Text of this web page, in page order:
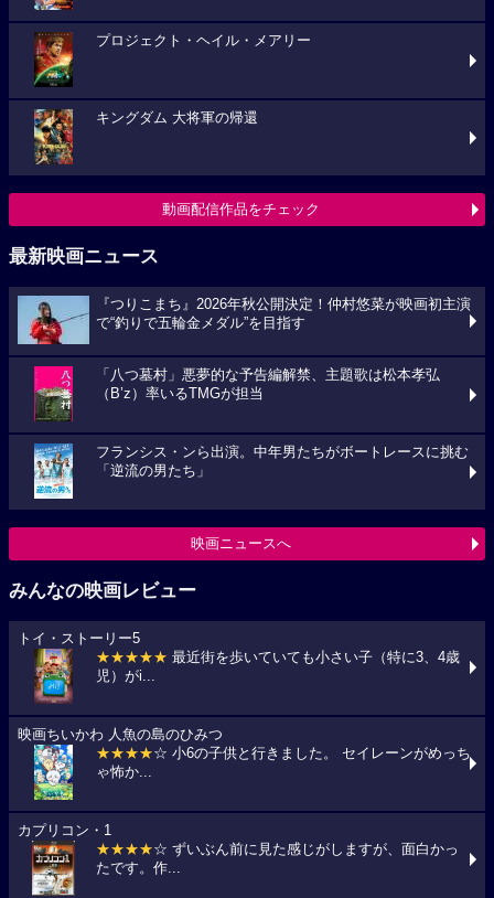
プロジェクト・ヘイル・メアリー
キングダム 大将軍の帰還
動画配信作品をチェック
最新映画ニュース
『つりこまち』2026年秋公開決定！仲村悠菜が映画初主演
で“釣りで五輪金メダル”を目指す
「八つ墓村」悪夢的な予告編解禁、主題歌は松本孝弘
（B’z）率いるTMGが担当
フランシス・ンら出演。中年男たちがボートレースに挑む
「逆流の男たち」
映画ニュースへ
みんなの映画レビュー
トイ・ストーリー5
★★★★★ 最近街を歩いていても小さい子（特に3、4歳
児）がi...
映画ちいかわ 人魚の島のひみつ
★★★★☆ 小6の子供と行きました。 セイレーンがめっち
ゃ怖か...
カプリコン・1
★★★★☆ ずいぶん前に見た感じがしますが、面白かっ
たです。作...